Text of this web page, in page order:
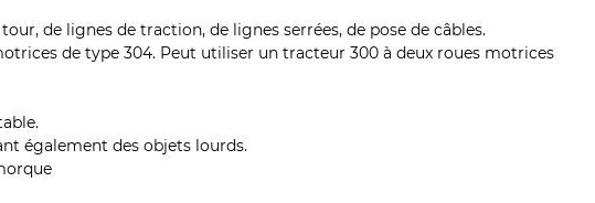
de lignes de traction, de lignes serrées, de pose de câbles.
de type 304. Peut utiliser un tracteur 300 à deux roues motrices
également des objets lourds.